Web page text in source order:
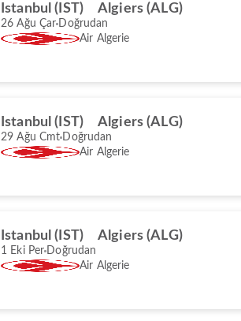
Istanbul (IST) Algiers (ALG)
26 Ağu Çar Doğrudan
Air Algerie
Istanbul (IST) Algiers (ALG)
29 Ağu Cmt Doğrudan
Air Algerie
Istanbul (IST) Algiers (ALG)
1 Eki Per Doğrudan
Air Algerie